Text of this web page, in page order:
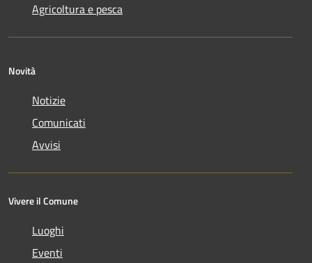
Agricoltura e pesca
Novità
Notizie
Comunicati
Avvisi
Vivere il Comune
Luoghi
Eventi